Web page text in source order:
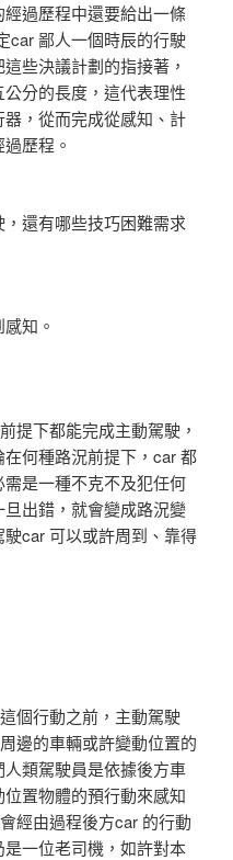
過歷程中還要給出一條
car 鄙人一個時辰的行駛
些決議計劃的指接著，
分的長度，這代表理性
，從而完成從感知、計
歷程。
還有哪些技巧困難需求
知。
下都能完成主動駕駛，
何種路況前提下，car 都
是一種不克不及犯任何
出錯，就會變成路況變
car 可以或許周到、靠得
個行動之前，主動駕駛
邊的車輛或許變動位置的
類駕駛員是依據後方車
置物體的預行動來感知
經由過程後方car 的行動
一位老司機，如許對本